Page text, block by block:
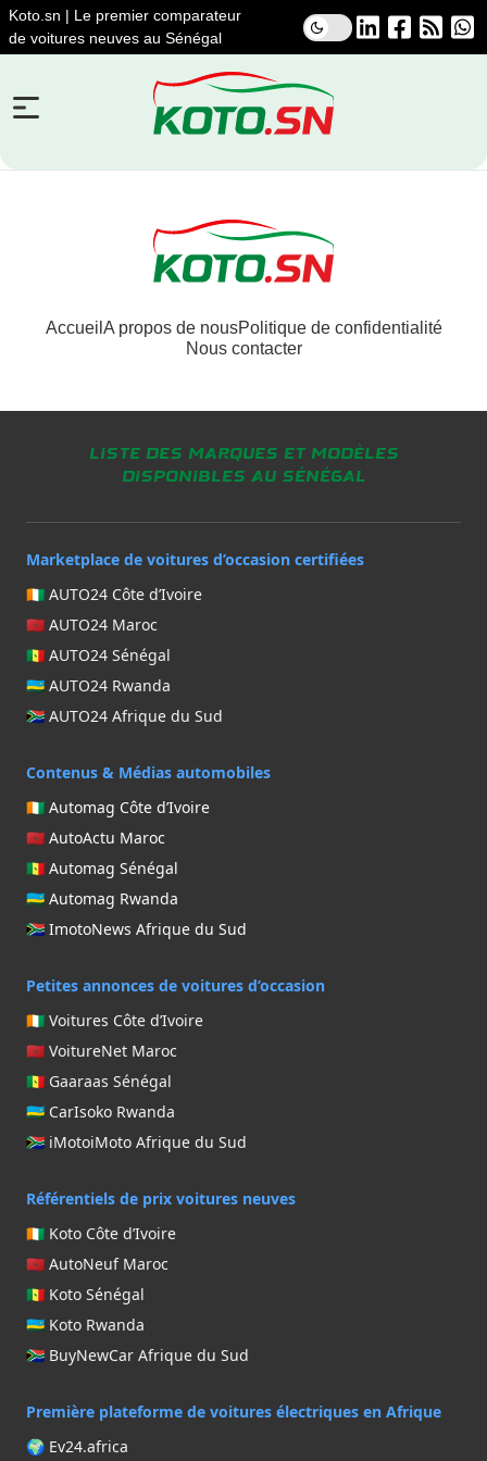
Koto.sn | Le premier comparateur
de voitures neuves au Sénégal
Accueil A propos de nousPolitique de confidentialité
Nous contacter
Liste des marques et modèles
disponibles au Sénégal
Marketplace de voitures d’occasion certifiées
🇨🇮 AUTO24 Côte d’Ivoire
🇲🇦 AUTO24 Maroc
🇸🇳 AUTO24 Sénégal
🇷🇼 AUTO24 Rwanda
🇿🇦 AUTO24 Afrique du Sud
Contenus & Médias automobiles
🇨🇮 Automag Côte d’Ivoire
🇲🇦 AutoActu Maroc
🇸🇳 Automag Sénégal
🇷🇼 Automag Rwanda
🇿🇦 ImotoNews Afrique du Sud
Petites annonces de voitures d’occasion
🇨🇮 Voitures Côte d’Ivoire
🇲🇦 VoitureNet Maroc
🇸🇳 Gaaraas Sénégal
🇷🇼 CarIsoko Rwanda
🇿🇦 iMotoiMoto Afrique du Sud
Référentiels de prix voitures neuves
🇨🇮 Koto Côte d’Ivoire
🇲🇦 AutoNeuf Maroc
🇸🇳 Koto Sénégal
🇷🇼 Koto Rwanda
🇿🇦 BuyNewCar Afrique du Sud
Première plateforme de voitures électriques en Afrique
🌍 Ev24.africa